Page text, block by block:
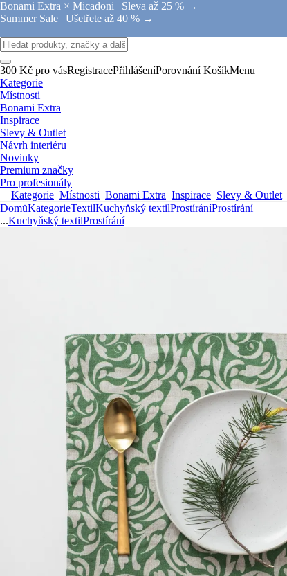
Bonami Extra × Micadoni | Sleva až 25 % →
Summer Sale | Ušetřete až 40 % →
300 Kč pro vásRegistracePřihlášeníPorovnání KošíkMenu
Kategorie
Místnosti
Bonami Extra
Inspirace
Slevy & Outlet
Návrh interiéru
Novinky
Premium značky
Pro profesionály
Kategorie Místnosti Bonami Extra Inspirace Slevy & Outlet
DomůKategorieTextilKuchyňský textilProstíráníProstírání
...Kuchyňský textilProstírání